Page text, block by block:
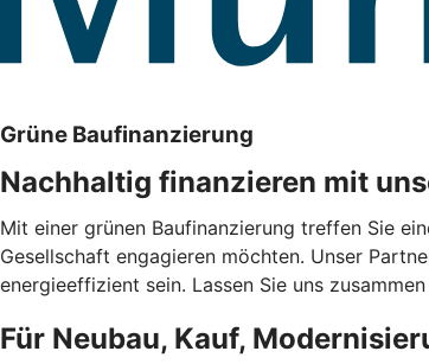
Grüne Baufinanzierung
Nachhaltig finanzieren mit
Mit einer grünen Baufinanzierung treffen Sie
Gesellschaft engagieren möchten. Unser
energieeffizient sein. Lassen Sie uns
Für Neubau, Kauf,